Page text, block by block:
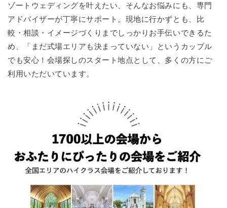
ゾートウェディングを叶えたい、そんなお悩みにも、専門
アドバイザーが丁寧にサポート。現地に行かずとも、比
較・相談・イメージづくりまでしっかりお手伝いできるた
め、「まだ式場エリアも決まっていない」というカップル
でも安心！会場探しのスタート地点として、多くの方にご
利用いただいています。